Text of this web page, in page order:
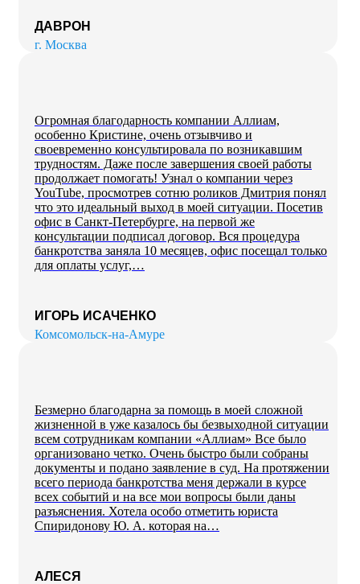
ДАВРОН
г. Москва
Огромная благодарность компании Аллиам,
особенно Кристине, очень отзывчиво и
своевременно консультировала по возникавшим
трудностям. Даже после завершения своей работы
продолжает помогать! Узнал о компании через
YouTube, просмотрев сотню роликов Дмитрия понял
что это идеальный выход в моей ситуации. Посетив
офис в Санкт-Петербурге, на первой же
консультации подписал договор. Вся процедура
банкротства заняла 10 месяцев, офис посещал только
для оплаты услуг,…
ИГОРЬ ИСАЧЕНКО
Комсомольск-на-Амурe
Безмерно благодарна за помощь в моей сложной
жизненной в уже казалось бы безвыходной ситуации
всем сотрудникам компании «Аллиам» Все было
организовано четко. Очень быстро были собраны
документы и подано заявление в суд. На протяжении
всего периода банкротства меня держали в курсе
всех событий и на все мои вопросы были даны
разъяснения. Хотела особо отметить юриста
Спиридонову Ю. А. которая на…
АЛЕСЯ